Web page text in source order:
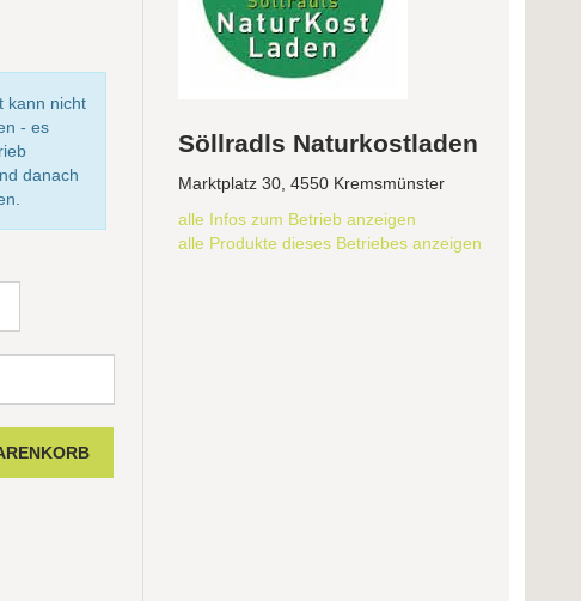
kann nicht
- es
danach
Söllradls Naturkostladen
Marktplatz 30, 4550 Kremsmünster
alle Infos zum Betrieb anzeigen
alle Produkte dieses Betriebes anzeigen